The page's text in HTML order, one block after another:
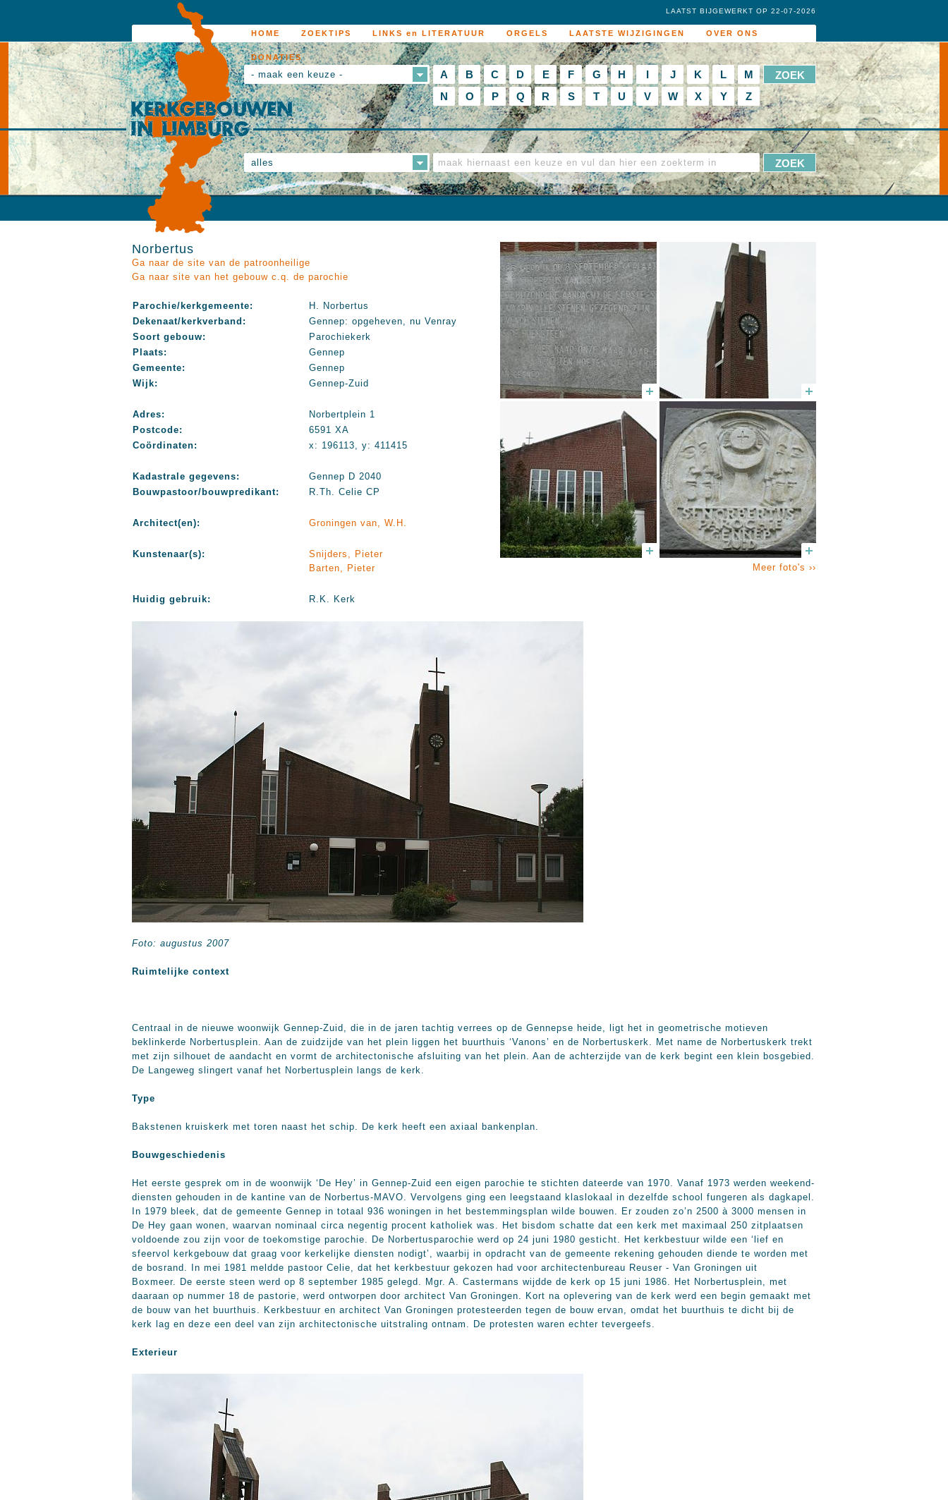
HOME ZOEKTIPS LINKS en LITERATUUR ORGELS LAATSTE WIJZIGINGEN OVER ONS
DONATIES
LAATST BIJGEWERKT OP 22-07-2026
- maak een keuze - A B C D E F G H I J K L
M
N
O P Q R S T U V W X Y Z
alles
Norbertus
Ga naar de site van de patroonheilige
Ga naar site van het gebouw c.q. de parochie
Parochie/kerkgemeente:
H. Norbertus
Dekenaat/kerkverband:
Gennep: opgeheven, nu Venray
Soort gebouw:
Parochiekerk
Plaats:
Gennep
Gemeente:
Gennep
Wijk:
Gennep-Zuid
Adres:
Norbertplein 1
Postcode:
6591 XA
Coördinaten:
x: 196113, y: 411415
Kadastrale gegevens:
Gennep D 2040
Bouwpastoor/bouwpredikant:
R.Th. Celie CP
Architect(en): Groningen van, W.H.
Kunstenaar(s):
Snijders, Pieter
Barten, Pieter
Huidig gebruik: R.K. Kerk
Meer foto's ››
Foto: augustus 2007
Ruimtelijke context
Centraal in de nieuwe woonwijk Gennep-Zuid, die in de jaren tachtig verrees op de Gennepse heide, ligt het in geometrische motieven
beklinkerde Norbertusplein. Aan de zuidzijde van het plein liggen het buurthuis ‘Vanons’ en de Norbertuskerk. Met name de Norbertuskerk trekt
met zijn silhouet de aandacht en vormt de architectonische afsluiting van het plein. Aan de achterzijde van de kerk begint een klein bosgebied.
De Langeweg slingert vanaf het Norbertusplein langs de kerk.
Type
Bakstenen kruiskerk met toren naast het schip. De kerk heeft een axiaal bankenplan.
Bouwgeschiedenis
Het eerste gesprek om in de woonwijk ‘De Hey’ in Gennep-Zuid een eigen parochie te stichten dateerde van 1970. Vanaf 1973 werden weekend-
diensten gehouden in de kantine van de Norbertus-MAVO. Vervolgens ging een leegstaand klaslokaal in dezelfde school fungeren als dagkapel.
In 1979 bleek, dat de gemeente Gennep in totaal 936 woningen in het bestemmingsplan wilde bouwen. Er zouden zo’n 2500 à 3000 mensen in
De Hey gaan wonen, waarvan nominaal circa negentig procent katholiek was. Het bisdom schatte dat een kerk met maximaal 250 zitplaatsen
voldoende zou zijn voor de toekomstige parochie. De Norbertusparochie werd op 24 juni 1980 gesticht. Het kerkbestuur wilde een ‘lief en
sfeervol kerkgebouw dat graag voor kerkelijke diensten nodigt’, waarbij in opdracht van de gemeente rekening gehouden diende te worden met
de bosrand. In mei 1981 meldde pastoor Celie, dat het kerkbestuur gekozen had voor architectenbureau Reuser - Van Groningen uit
Boxmeer. De eerste steen werd op 8 september 1985 gelegd. Mgr. A. Castermans wijdde de kerk op 15 juni 1986. Het Norbertusplein, met
daaraan op nummer 18 de pastorie, werd ontworpen door architect Van Groningen. Kort na oplevering van de kerk werd een begin gemaakt met
de bouw van het buurthuis. Kerkbestuur en architect Van Groningen protesteerden tegen de bouw ervan, omdat het buurthuis te dicht bij de
kerk lag en deze een deel van zijn architectonische uitstraling ontnam. De protesten waren echter tevergeefs.
Exterieur